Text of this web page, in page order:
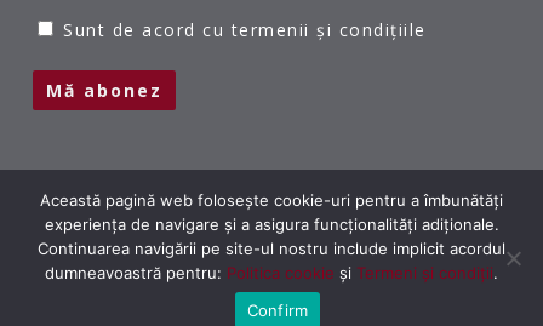
Sunt de acord cu termenii și condițiile
© 2026 Centrul de Studii al Fundației Dacica. Toate
drepturile rezervate.
Această pagină web folosește cookie-uri pentru a îmbunătăți
experiența de navigare și a asigura funcționalități adiționale.
Continuarea navigării pe site-ul nostru include implicit acordul
dumneavoastră pentru: Politica cookie și Termeni și condiții.
Confirm